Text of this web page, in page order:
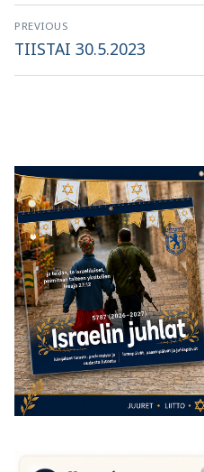
Artikkelien
selaus
PREVIOUS
Previous
TIISTAI 30.5.2023